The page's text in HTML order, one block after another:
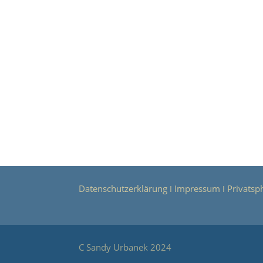
Datenschutzerklärung Ι Impressum Ι
C Sandy Urbanek 2024